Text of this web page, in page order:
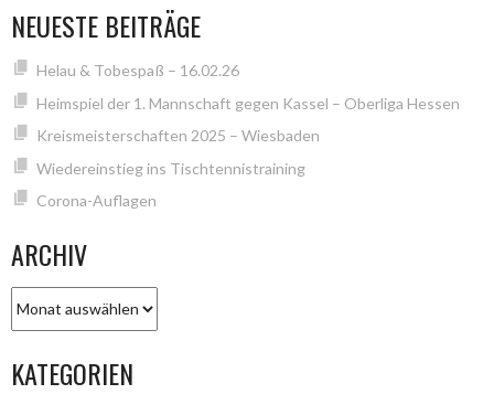
NEUESTE BEITRÄGE
Helau & Tobespaß – 16.02.26
Heimspiel der 1. Mannschaft gegen Kassel – Oberliga Hessen
Kreismeisterschaften 2025 – Wiesbaden
Wiedereinstieg ins Tischtennistraining
Corona-Auflagen
ARCHIV
KATEGORIEN